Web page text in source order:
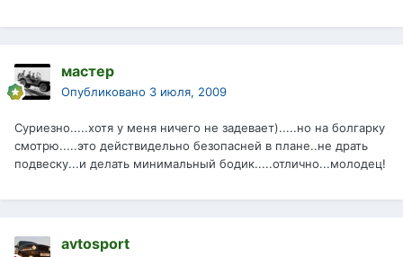
мастер
Опубликовано 3 июля, 2009
Суриезно.....хотя у меня ничего не задевает).....но на болгарку
смотрю.....это действидельно безопасней в плане..не драть
подвеску...и делать минимальный бодик.....отлично...молодец!
avtosport